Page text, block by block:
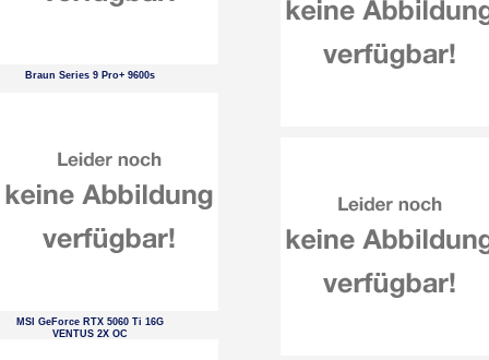
Braun Series 9 Pro+ 9600s
MSI GeForce RTX 5060 Ti 16G
VENTUS 2X OC